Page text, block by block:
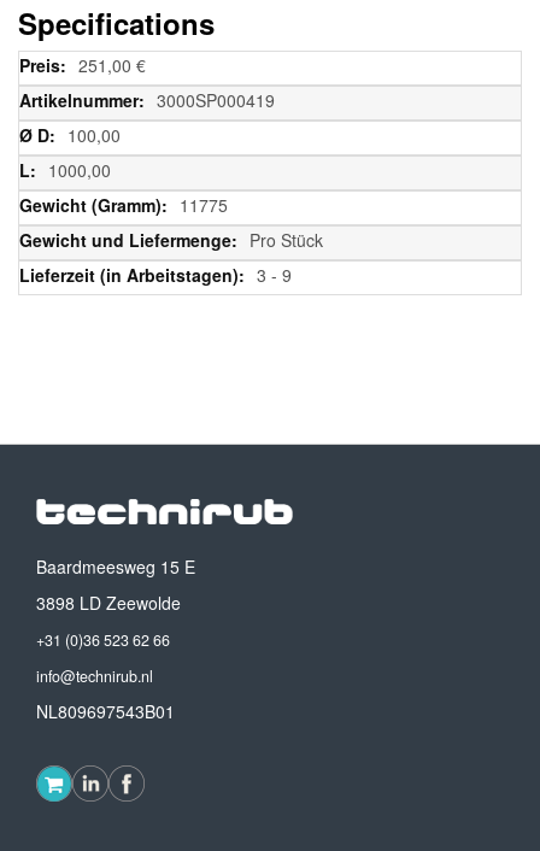
Specifications
Weitere
Informationen
251,00 €
3000SP000419
100,00
1000,00
11775
Pro Stück
3 - 9
Baardmeesweg 15 E
3898 LD Zeewolde
+31 (0)36 523 62 66
info@technirub.nl
NL809697543B01